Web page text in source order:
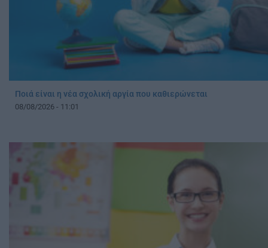
Ποιά είναι η νέα σχολική αργία που καθιερώνεται
08/08/2026 - 11:01